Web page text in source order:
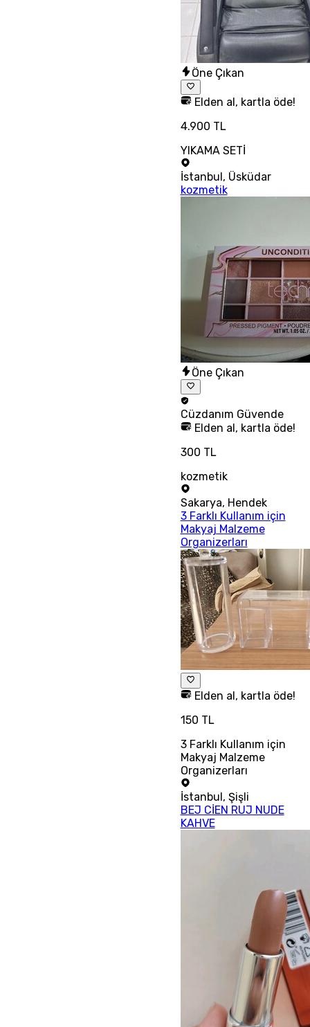
Öne Çıkan
Elden al, kartla öde!
4.900 TL
YIKAMA SETİ
İstanbul, Üsküdar
kozmetik
Öne Çıkan
Cüzdanım Güvende
Elden al, kartla öde!
300 TL
kozmetik
Sakarya, Hendek
3 Farklı Kullanım için
Makyaj Malzeme
Organizerları
Elden al, kartla öde!
150 TL
3 Farklı Kullanım için
Makyaj Malzeme
Organizerları
İstanbul, Şişli
BEJ CİEN RUJ NUDE
KAHVE